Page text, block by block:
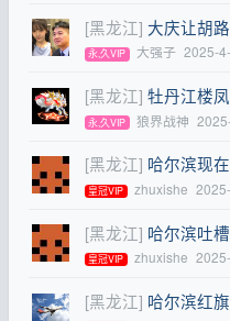
[黑龙江] 大庆让胡
永,久VIP 大强子 2025-
[黑龙江] 牡丹江楼
永,久VIP 狼界战神
[黑龙江] 哈尔滨现
皇冠VIP zhuxishe
[黑龙江] 哈尔滨吐
皇冠VIP zhuxishe
[黑龙江] 哈尔滨红